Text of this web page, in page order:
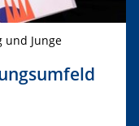
und Junge